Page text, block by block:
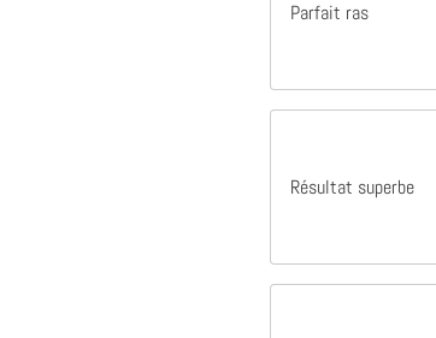
Parfait ras
Résultat superbe
Excellent produit qualité parfait merci à